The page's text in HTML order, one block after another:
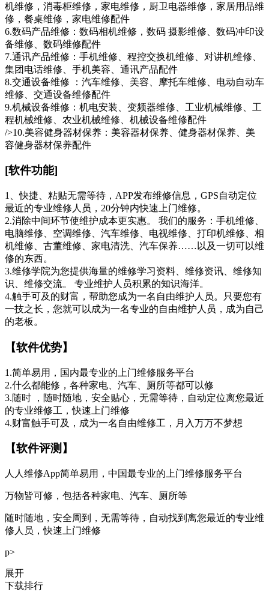
机维修，消毒柜维修，家电维修，厨卫电器维修，家居用品维
修，餐桌维修，家电维修配件
6.数码产品维修：数码相机维修，数码 摄影维修、数码冲印设
备维修、数码维修配件
7.通讯产品维修：手机维修、程控交换机维修、对讲机维修、
集团电话维修、手机美容、通讯产品配件
8.交通设备维修 ：汽车维修、美容、摩托车维修、电动自动车
维修、交通设备维修配件
9.机械设备维修：机电安装、变频器维修、工业机械维修、工
程机械维修、农业机械维修、机械设备维修配件
/>10.美容健身器材保养：美容器材保养、健身器材保养、美
容健身器材保养配件
[软件功能]
1、快捷、粘贴无需等待，APP发布维修信息，GPS自动定位
最近的专业维修人员，20分钟内快速上门维修。
2.消除中间环节使维护成本更实惠。 我们的服务：手机维修、
电脑维修、空调维修、汽车维修、电视维修、打印机维修、相
机维修、古董维修、家电清洗、汽车保养……以及一切可以维
修的东西。
3.维修学院为您提供海量的维修学习资料、维修资讯、维修知
识、维修交流。 专业维护人员积累的知识海洋。
4.触手可及的财富，帮助您成为一名自由维护人员。只要您有
一技之长，您就可以成为一名专业的自由维护人员，成为自己
的老板。
【软件优势】
1.简单易用，国内最专业的上门维修服务平台
2.什么都能修，各种家电、汽车、厕所等都可以修
3.随时 ，随时随地，安全贴心，无需等待，自动定位离您最近
的专业维修工，快速上门维修
4.财富触手可及，成为一名自由维修工，月入万万不梦想
【软件评测】
人人维修App简单易用，中国最专业的上门维修服务平台
万物皆可修，包括各种家电、汽车、厕所等
随时随地，安全周到，无需等待，自动找到离您最近的专业维
修人员，快速上门维修
p>
展开
下载排行